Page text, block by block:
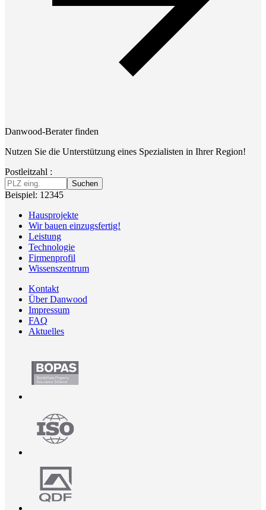
Danwood-Berater finden
Nutzen Sie die Unterstützung eines Spezialisten in Ihrer Region!
Postleitzahl :
Suchen
Beispiel: 12345
Hausprojekte
Wir bauen einzugsfertig!
Leistung
Technologie
Firmenprofil
Wissenszentrum
Kontakt
Über Danwood
Impressum
FAQ
Aktuelles